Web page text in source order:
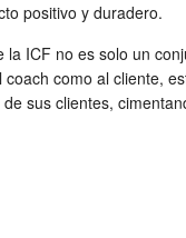
positivo y duradero.
la ICF no es solo un
como al cliente,
sus clientes,